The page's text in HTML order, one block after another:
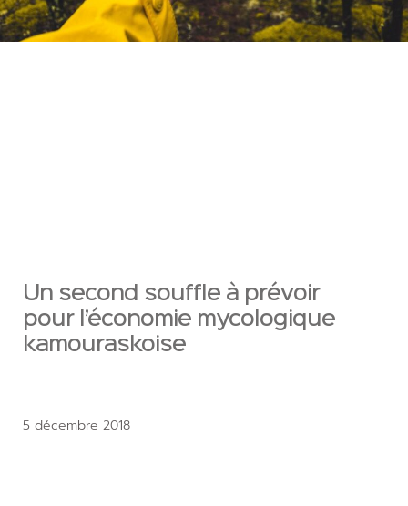
Un second souffle à prévoir
pour l’économie mycologique
kamouraskoise
5 décembre 2018